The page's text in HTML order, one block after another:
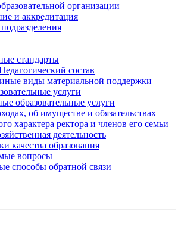
организации
и аккредитация
стандарты
состав
виды материальной поддержки
услуги
образовательные услуги
об имуществе и обязательствах
характера ректора и членов его семьи
деятельность
качества образования
вопросы
способы обратной связи